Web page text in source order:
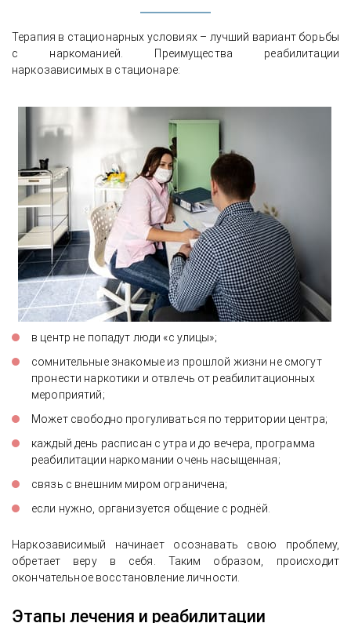
Терапия в стационарных условиях – лучший вариант борьбы
с наркоманией. Преимущества реабилитации
наркозависимых в стационаре:
в центр не попадут люди «с улицы»;
сомнительные знакомые из прошлой жизни не смогут
пронести наркотики и отвлечь от реабилитационных
мероприятий;
Может свободно прогуливаться по территории центра;
каждый день расписан с утра и до вечера, программа
реабилитации наркомании очень насыщенная;
связь с внешним миром ограничена;
если нужно, организуется общение с роднёй.
Наркозависимый начинает осознавать свою проблему,
обретает веру в себя. Таким образом, происходит
окончательное восстановление личности.
Этапы лечения и реабилитации